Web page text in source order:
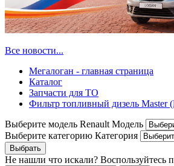
Все новости...
Мегалоган - главная страница
Каталог
Запчасти для ТО
Фильтр топливный дизель
Выберите модель Renault Модель
Выберите категорию Категория
Не нашли что искали? Воспользуйтесь